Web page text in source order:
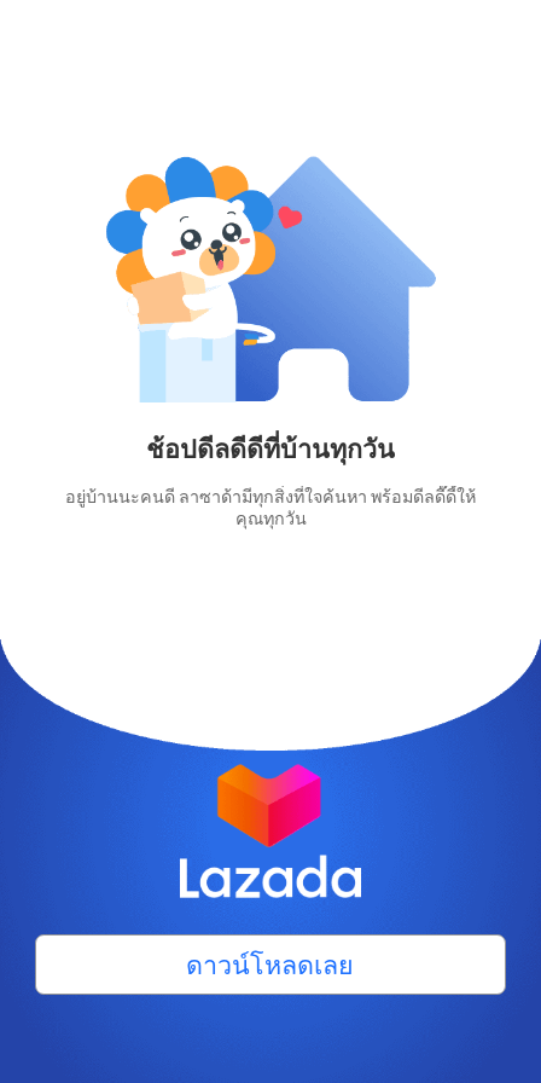
ช้อปดีลดีดีที่บ้านทุกวัน
อยู่บ้านนะคนดี ลาซาด้ามีทุกสิ่งที่ใจค้นหา พร้อมดีลดี๊ดี้ให้
คุณทุกวัน
ดาวน์โหลดเลย